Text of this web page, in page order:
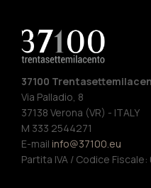
37100
Via Palladio, 8
37138 Verona (VR) - ITALY
M 333 2544271
E-mail info@37100.eu
Partita IVA / Codice